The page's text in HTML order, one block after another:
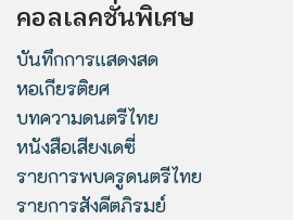
คอลเลคชั่นพิเศษ
บันทึกการแสดงสด
หอเกียรติยศ
บทความดนตรีไทย
หนังสือเสียงเดซี่
รายการพบครูดนตรีไทย
รายการสังคีตภิรมย์